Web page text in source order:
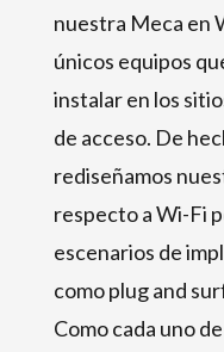
nuestra Meca en
únicos equipos
instalar en los
de acceso. De
rediseñamos
respecto a Wi-Fi
escenarios de
como plug and
Como cada uno